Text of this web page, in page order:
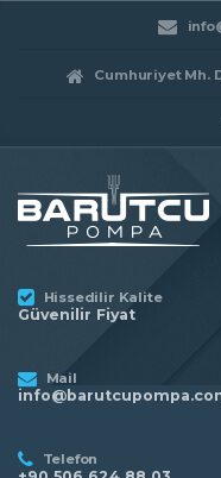
Cumhuriyet Mh.
Hissedilir Kalite
Güvenilir Fiyat
Mail
Telefon